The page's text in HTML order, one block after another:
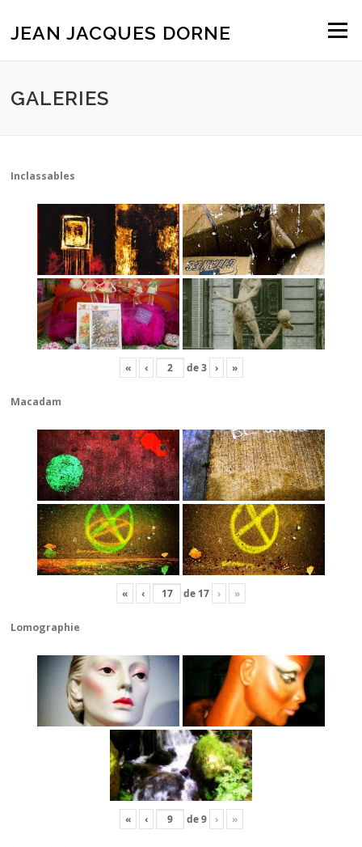
contenu
JEAN JACQUES DORNE Menu
GALERIES
Inclassables
« ‹ de3 › »
Macadam
« ‹ de 17 › »
Lomographie
« ‹ de9 › »